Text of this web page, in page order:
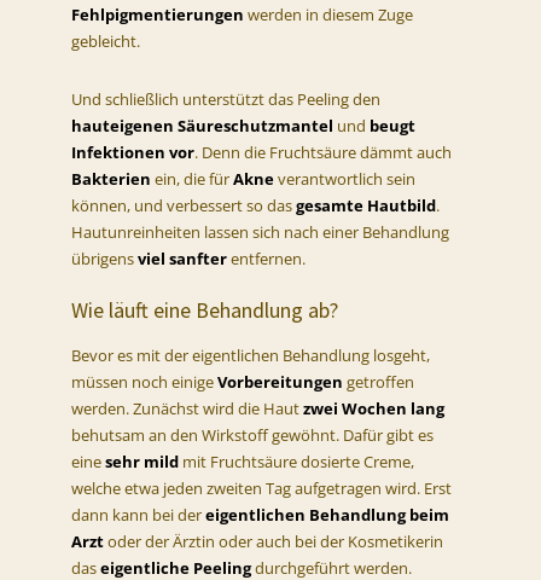
Fehlpigmentierungen werden in diesem Zuge
gebleicht.
Und schließlich unterstützt das Peeling den
hauteigenen Säureschutzmantel und beugt
Infektionen vor. Denn die Fruchtsäure dämmt auch
Bakterien ein, die fürAkneverantwortlich sein
können, und verbessert so dasgesamte Hautbild.
Hautunreinheiten lassen sich nach einer Behandlung
übrigensviel sanfterentfernen.
Wie läuft eine Behandlung ab?
Bevor es mit der eigentlichen Behandlung losgeht,
müssen noch einigeVorbereitungen getroffen
werden. Zunächst wird die Hautzwei Wochen lang
behutsam an den Wirkstoff gewöhnt. Dafür gibt es
einesehr mildmit Fruchtsäure dosierte Creme,
welche etwa jeden zweiten Tag aufgetragen wird. Erst
dann kann bei dereigentlichen Behandlung beim
Arztoder der Ärztin oder auch bei der Kosmetikerin
daseigentliche Peelingdurchgeführt werden.